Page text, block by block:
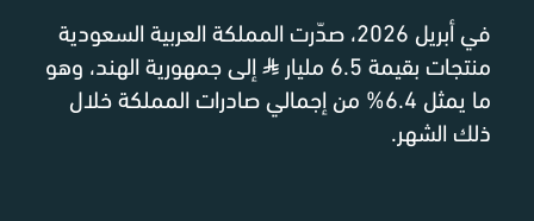
في أبريل 2026، صدّرت المملكة العربية السعودية
منتجات بقيمة 6.5 مليار
⃁ إلى جمهورية الهند، وهو
ما يمثل 6.4% من إجمالي صادرات المملكة خلال
ذلك الشهر.